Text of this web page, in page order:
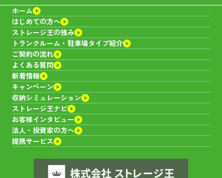
北区庭瀬トランクルーム
岡山県岡山市北区庭瀬２４９－２
サイズ：1.3~8.0帖料金：4,620~30,030円
空室あり
北区今5丁目トランクルーム
岡山県岡山市北区今５丁目６－１６
1.6~8.0帖料金：9,460~33,000円
ホーム
はじめての方へ
ストレージ王の強み
トランクルーム・ 駐車場タイプ紹介
ご契約の流れ
よくある質問
新着情報
キャンペーン
収納シミュレーション
ストレージ王ナビ
お客様インタビュー
法人・投資家の方へ
提携サービス